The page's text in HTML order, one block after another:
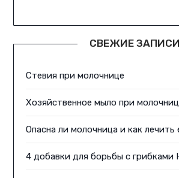
СВЕЖИЕ ЗАПИСИ
Стевия при молочнице
Хозяйственное мыло при
Опасна ли молочница и как лечить
4 добавки для борьбы с грибками